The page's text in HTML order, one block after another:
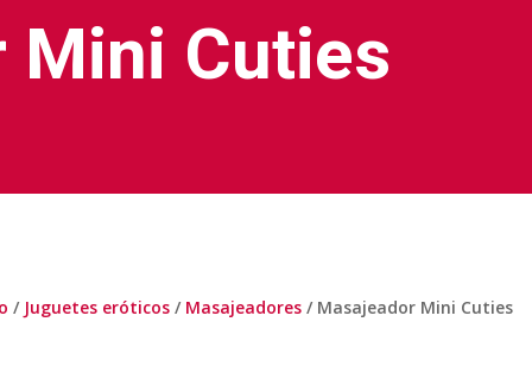
Cuties
/ Juguetes eróticos/ Masajeadores/ Masajeador Mini Cuties